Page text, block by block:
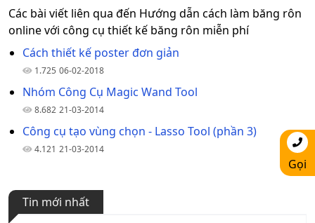
Các bài viết liên qua đến Hướng dẫn cách làm băng rôn
online với công cụ thiết kế băng rôn miễn phí
Cách thiết kế poster đơn giản
1.725 06-02-2018
Nhóm Công Cụ Magic Wand Tool
8.682 21-03-2014
Công cụ tạo vùng chọn - Lasso Tool (phần 3)
4.121 21-03-2014
Tin mới nhất
Gọi